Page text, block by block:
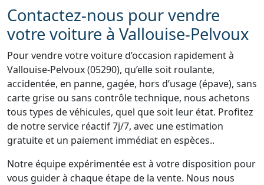
Contactez-nous pour vendre
votre voiture à Vallouise-Pelvoux
Pour vendre votre voiture d’occasion rapidement à
Vallouise-Pelvoux (05290), qu’elle soit roulante,
accidentée, en panne, gagée, hors d’usage (épave), sans
carte grise ou sans contrôle technique, nous achetons
tous types de véhicules, quel que soit leur état. Profitez
de notre service réactif 7j/7, avec une estimation
gratuite et un paiement immédiat en espèces..
Notre équipe expérimentée est à votre disposition pour
vous guider à chaque étape de la vente. Nous nous